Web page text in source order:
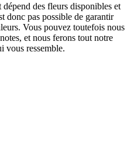
des fleurs disponibles et
donc pas possible de garantir
Vous pouvez toutefois nous
et nous ferons tout notre
vous ressemble.